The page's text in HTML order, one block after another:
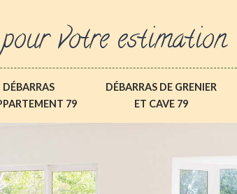
votre estimation
DÉBARRAS
79
DÉBARRAS DE GRENIER
ET CAVE 79